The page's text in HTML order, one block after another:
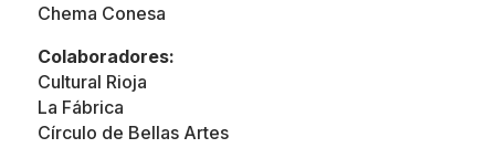
Chema Conesa
Colaboradores:
Cultural Rioja
La Fábrica
Círculo de Bellas Artes